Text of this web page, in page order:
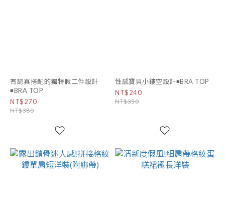
有認真搭配的獨特假二件設計
◾BRA TOP
NT$270
NT$380
性感寶貝小鏤空設計◾BRA TOP
NT$240
NT$350